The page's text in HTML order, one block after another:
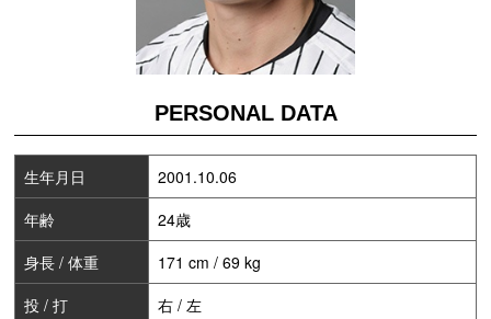
PERSONAL DATA
生年月日
2001.10.06
年齢
24歳
身長 / 体重
171 cm / 69 kg
投 / 打
右 / 左